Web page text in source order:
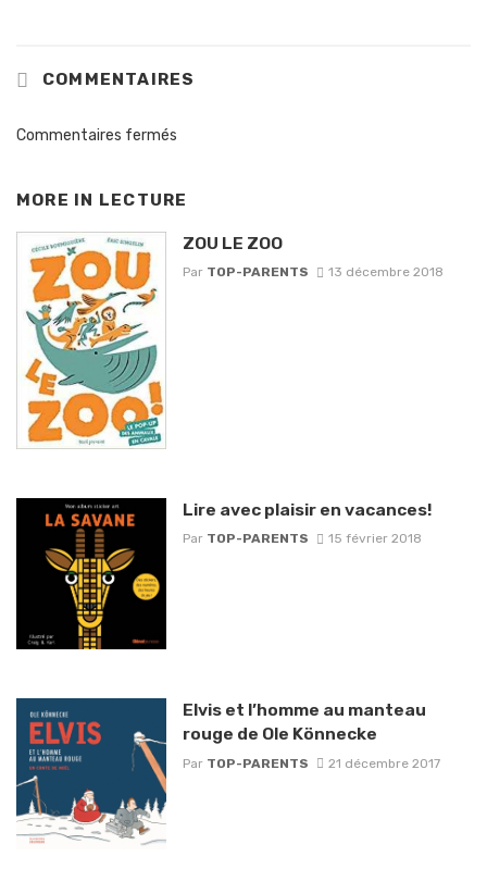
COMMENTAIRES
Commentaires fermés
MORE IN LECTURE
ZOU LE ZOO
Par TOP-PARENTS 13 décembre 2018
Lire avec plaisir en vacances!
Par TOP-PARENTS 15 février 2018
Elvis et l’homme au manteau
rouge de Ole Könnecke
Par TOP-PARENTS 21 décembre 2017